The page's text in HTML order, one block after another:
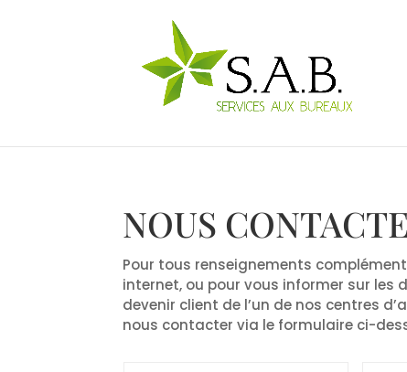
NOUS
Pour tous renseignements
internet, ou pour vous informer sur les
devenir client de l’un de nos centres
nous contacter via le formulaire ci-